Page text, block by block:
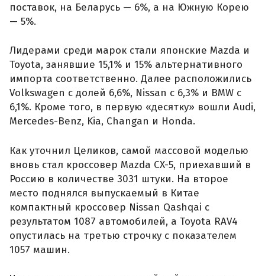
поставок, на Беларусь — 6%, а на Южную Корею
— 5%.
Лидерами среди марок стали японские Mazda и
Toyota, занявшие 15,1% и 15% альтернативного
импорта соответственно. Далее расположились
Volkswagen с долей 6,6%, Nissan с 6,3% и BMW с
6,1%. Кроме того, в первую «десятку» вошли Audi,
Mercedes-Benz, Kia, Changan и Honda.
Как уточнил Целиков, самой массовой моделью
вновь стал кроссовер Mazda CX-5, приехавший в
Россию в количестве 3031 штуки. На второе
место поднялся выпускаемый в Китае
компактный кроссовер Nissan Qashqai с
результатом 1087 автомобилей, а Toyota RAV4
опустилась на третью строчку с показателем
1057 машин.